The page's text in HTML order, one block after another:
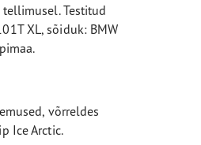
Testitud
XL, sõiduk: BMW
võrreldes
Ice Arctic.